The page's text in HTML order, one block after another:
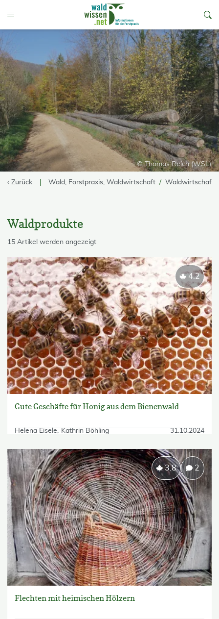
Toggle Menu
© Thomas Reich (WSL)
‹ Zurück Wald, Forstpraxis, Waldwirtschaft Waldwirtschaft
Waldprodukte
skip List
15 Artikel werden angezeigt
Gute Geschäfte für Honig aus dem Bienenwald
Helena Eisele Kathrin Böhling 31.10.2024
4.2
Flechten mit heimischen Hölzern
3.8 2